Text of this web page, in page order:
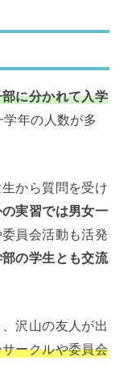
に分かれて入学
学年の人数が多
から質問を受け
実習では男女一
員会活動も活発
の学生とも交流
沢山の友人が出
ークルや委員会